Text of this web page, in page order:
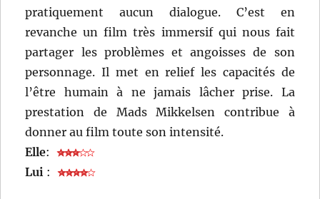
pratiquement aucun dialogue. C’est en
revanche un film très immersif qui nous fait
partager les problèmes et angoisses de son
personnage. Il met en relief les capacités de
l’être humain à ne jamais lâcher prise. La
prestation de Mads Mikkelsen contribue à
donner au film toute son intensité.
Elle:
Lui :